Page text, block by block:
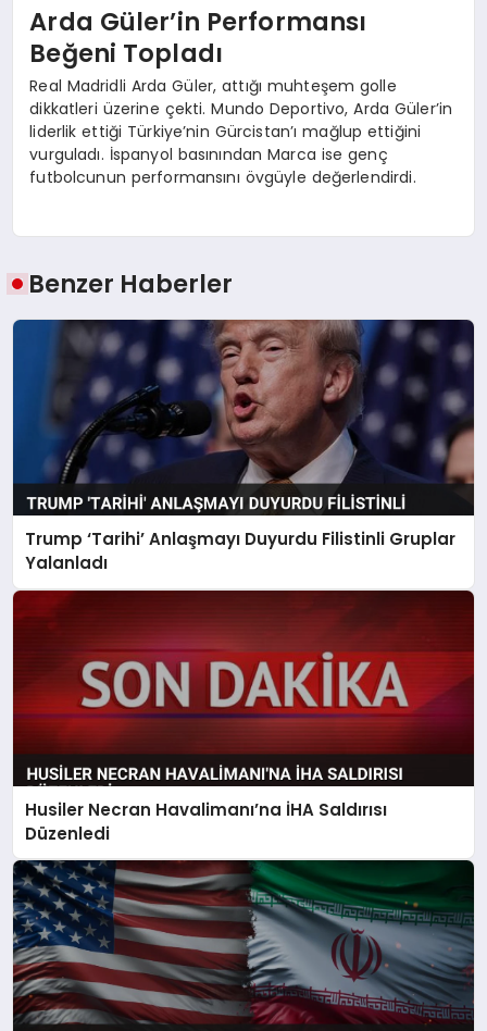
Arda Güler’in Performansı
Beğeni Topladı
Real Madridli Arda Güler, attığı muhteşem golle
dikkatleri üzerine çekti. Mundo Deportivo, Arda Güler’in
liderlik ettiği Türkiye’nin Gürcistan’ı mağlup ettiğini
vurguladı. İspanyol basınından Marca ise genç
futbolcunun performansını övgüyle değerlendirdi.
Benzer Haberler
Trump ‘Tarihi’ Anlaşmayı Duyurdu Filistinli Gruplar
Yalanladı
Husiler Necran Havalimanı’na İHA Saldırısı
Düzenledi